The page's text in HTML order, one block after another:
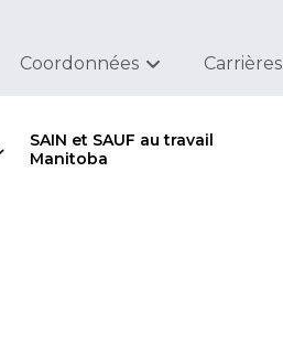
SAIN et SAUF au travail
Manitoba
Coordonnées Carrières